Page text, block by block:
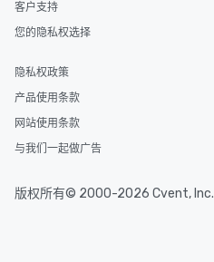
客户支持
您的隐私权选择
隐私权政策
产品使用条款
网站使用条款
与我们一起做广告
版权所有© 2000-2026 Cvent, Inc.